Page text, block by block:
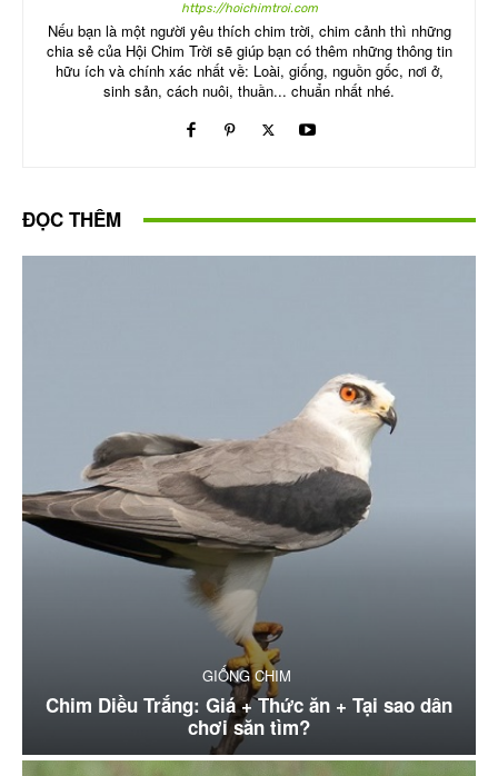
https://hoichimtroi.com
Nếu bạn là một người yêu thích chim trời, chim cảnh thì những
chia sẻ của Hội Chim Trời sẽ giúp bạn có thêm những thông tin
hữu ích và chính xác nhất về: Loài, giống, nguồn gốc, nơi ở,
sinh sản, cách nuôi, thuần... chuẩn nhất nhé.
ĐỌC THÊM
GIỐNG CHIM
Chim Diều Trắng: Giá + Thức ăn + Tại sao dân
chơi săn tìm?